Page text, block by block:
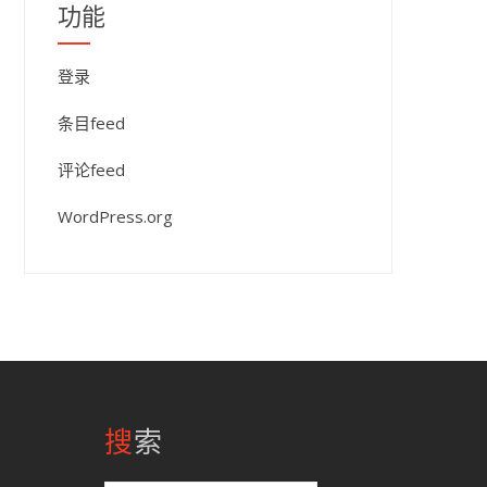
功能
登录
条目feed
评论feed
WordPress.org
搜索